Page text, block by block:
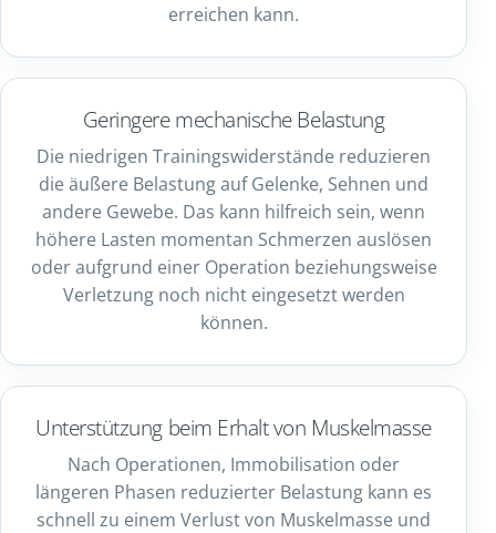
erreichen kann.
Geringere mechanische Belastung
Die niedrigen Trainingswiderstände reduzieren
die äußere Belastung auf Gelenke, Sehnen und
andere Gewebe. Das kann hilfreich sein, wenn
höhere Lasten momentan Schmerzen auslösen
oder aufgrund einer Operation beziehungsweise
Verletzung noch nicht eingesetzt werden
können.
Unterstützung beim Erhalt von Muskelmasse
Nach Operationen, Immobilisation oder
längeren Phasen reduzierter Belastung kann es
schnell zu einem Verlust von Muskelmasse und